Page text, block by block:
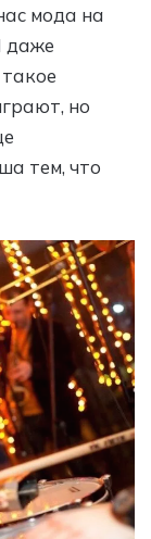
мода на
даже
но
тем, что